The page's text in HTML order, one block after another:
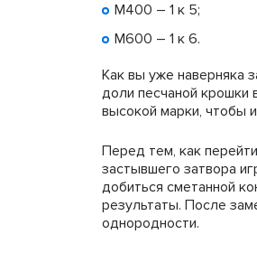
М400 – 1 к 5;
М600 – 1 к 6.
Как вы уже наверняка
доли песчаной крошки
высокой марки, чтобы
Перед тем, как
застывшего затвора
добиться сметанной
результаты. После
однородности.